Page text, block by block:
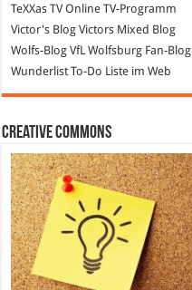
TeXXas TVOnline TV-Programm
Victor's Blog Victors Mixed Blog
Wolfs-Blog VfL Wolfsburg Fan-Blog
Wunderlist To-Do Liste im Web
Creative Commons